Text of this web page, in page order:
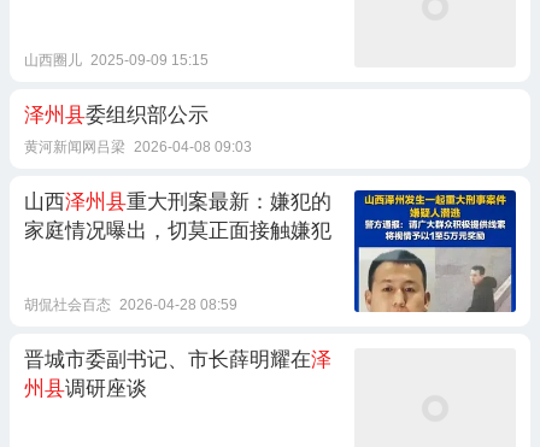
山西圈儿 2025-09-09 15:15
泽州县委组织部公示
黄河新闻网吕梁 2026-04-08 09:03
山西泽州县重大刑案最新：嫌犯的
家庭情况曝出，切莫正面接触嫌犯
胡侃社会百态 2026-04-28 08:59
晋城市委副书记、市长薛明耀在泽
州县调研座谈